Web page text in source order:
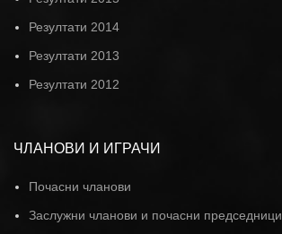
Резултати 2014
Резултати 2013
Резултати 2012
ЧЛАНОВИ И ИГРАЧИ
Почасни чланови
Заслужни чланови и почасни председници